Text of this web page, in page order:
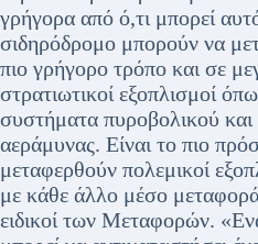
γρήγορα από ό,τι μπορεί
σιδηρόδρομο μπορούν να
πιο γρήγορο τρόπο και σε
στρατιωτικοί εξοπλισμοί
συστήματα πυροβολικού και
αεράμυνας. Είναι το πιο
μεταφερθούν πολεμικοί
με κάθε άλλο μέσο
ειδικοί των Μεταφορών.